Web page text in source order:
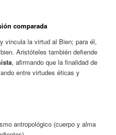
comparada
vincula la virtud al Bien; para él,
Aristóteles también defiende
, afirmando que la finalidad de
entre virtudes éticas y
antropológico (cuerpo y alma